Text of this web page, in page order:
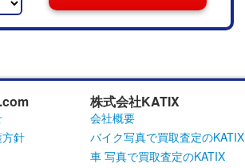
針
株式会社KATIX
会社概要
バイク写真で買取査定のKATIX
車 写真で買取査定のKATIX